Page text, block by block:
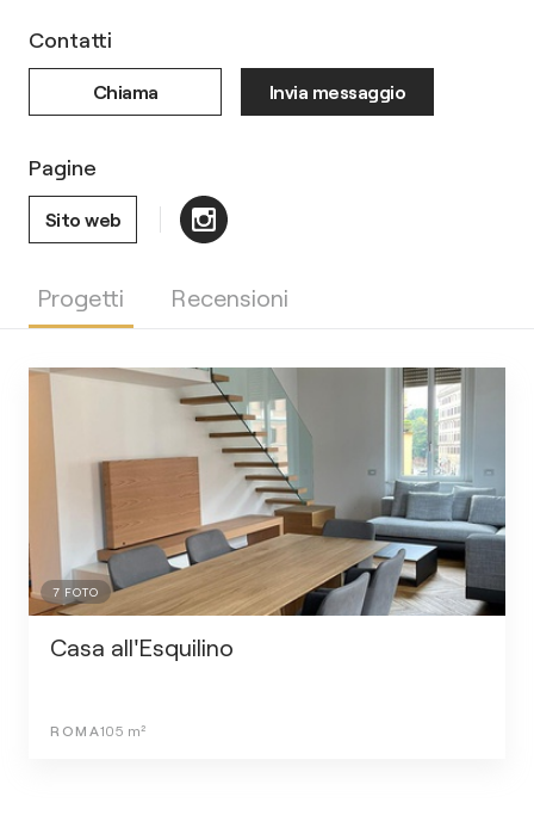
Pagine
Sito web
Contatti
Chiama Invia messaggio
Progetti Recensioni
7 FOTO
Casa all'Esquilino
ROMA105 m²